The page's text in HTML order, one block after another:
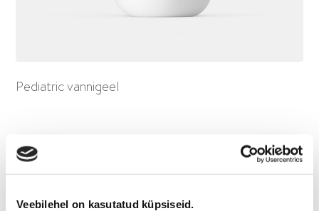
Veebilehel on kasutatud küpsiseid.
Pediatric vannigeel